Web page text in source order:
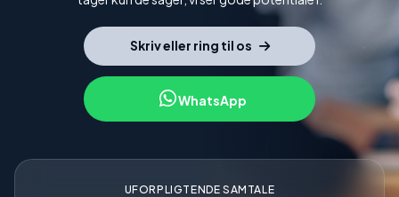
Skriv eller ring til os
WhatsApp
UFORPLIGTENDE SAMTALE